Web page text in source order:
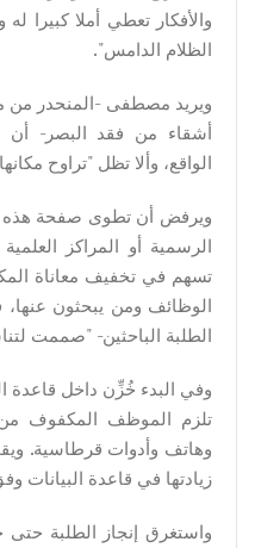
والأفكار تعطي أملا كبيرا
الظلام الدامس".
ويريد مصطفى -المنحدر من
أشقاء من فقد البصر- أن
الواقع، وألا تظل "تراوح
ويرفض أن تطوى صفحة هذه
الرسمية أو المراكز
تسهم في تخفيف معاناة
الوظائف ومن يبحثون عنها،
الطلبة الباحثين- "صممت
وفي البدء خُزِّن داخل قاعدة
تلزم الموظف المكفوف
وهاتف وأدوات قرطاسية.
زيادتها في قاعدة البيانات
واستغرق إنجاز الطلبة حتى